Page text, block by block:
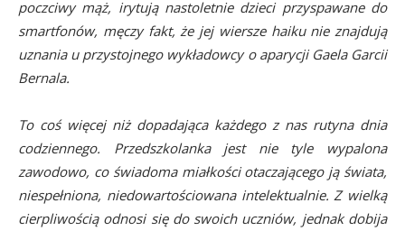
poczciwy mąż, irytują nastoletnie dzieci przyspawane do
smartfonów, męczy fakt, że jej wiersze haiku nie znajdują
uznania u przystojnego wykładowcy o aparycji Gaela Garcii
Bernala.
To coś więcej niż dopadająca każdego z nas rutyna dnia
codziennego. Przedszkolanka jest nie tyle wypalona
zawodowo, co świadoma miałkości otaczającego ją świata,
niespełniona, niedowartościowana intelektualnie. Z wielką
cierpliwością odnosi się do swoich uczniów, jednak dobija